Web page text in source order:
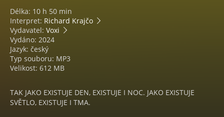
Délka: 10 h 50 min
Interpret: Richard Krajčo
Vydavatel: Voxi
Vydáno: 2024
Jazyk: český
Typ souboru: MP3
Velikost: 612 MB
TAK JAKO EXISTUJE DEN, EXISTUJE I NOC. JAKO EXISTUJE
SVĚTLO, EXISTUJE I TMA.